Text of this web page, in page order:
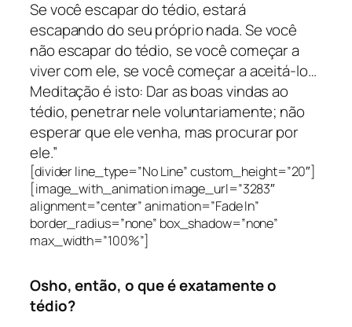
Se você escapar do tédio, estará
escapando do seu próprio nada. Se você
não escapar do tédio, se você começar a
viver com ele, se você começar a aceitá-lo…
Meditação é isto: Dar as boas vindas ao
tédio, penetrar nele voluntariamente; não
esperar que ele venha, mas procurar por
ele.”
[divider line_type=”No Line” custom_height=”20″]
[image_with_animation image_url=”3283″
alignment=”center” animation=”Fade In”
border_radius=”none” box_shadow=”none”
max_width=”100%”]
Osho, então, o que é exatamente o
tédio?